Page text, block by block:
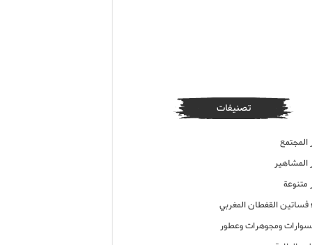
تصنيفات
المجتمع
المشاهير
متنوعة
فساتين القفطان المغربي
ومجوهرات وعطور